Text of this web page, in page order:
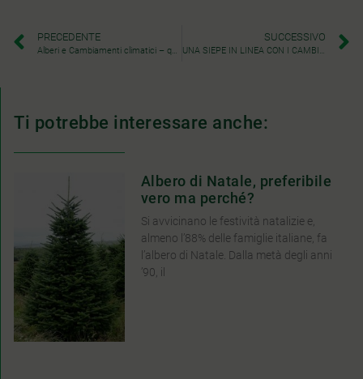
PRECEDENTE
Alberi e Cambiamenti climatici – quanto è importante per un Paesaggista?
SUCCESSIVO
UNA SIEPE IN LINEA CON I CAMBIAMENTI CLIMATICI
Ti potrebbe interessare anche:
Albero di Natale, preferibile
vero ma perché?
Si avvicinano le festività natalizie e,
almeno l’88% delle famiglie italiane, fa
l’albero di Natale. Dalla metà degli anni
’90, il